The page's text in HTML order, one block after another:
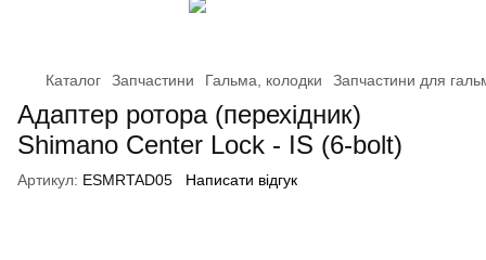
Каталог Запчастини Гальма, колодки Запчастини для
Адаптер ротора (перехідник)
Shimano Center Lock - IS (6-bolt)
Артикул: ESMRTAD05 Написати відгук